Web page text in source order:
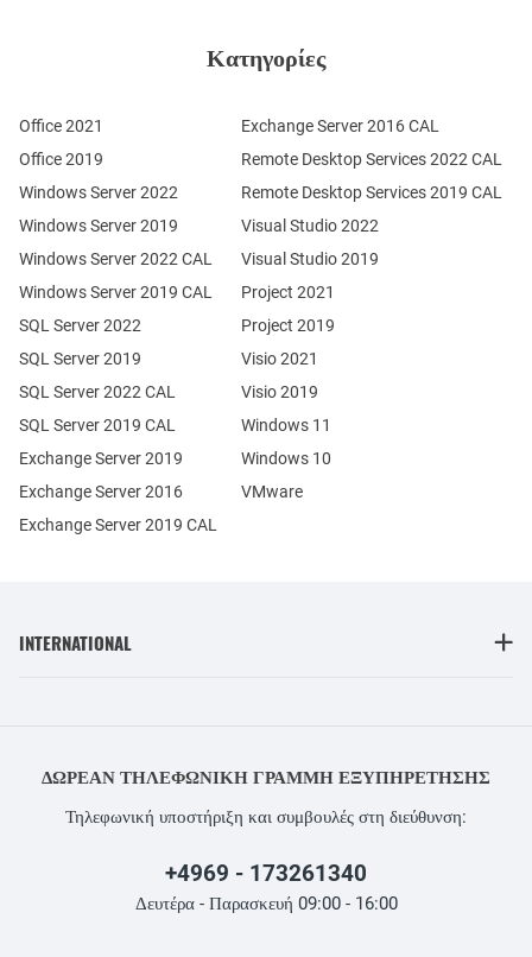
Κατηγορίες
Office 2021
Office 2019
Windows Server 2022
Windows Server 2019
Exchange Server 2019
Exchange Server 2016
SQL Server 2022
SQL Server 2019
Windows Server 2022 CAL
Windows Server 2019 CAL
SQL Server 2022 CAL
SQL Server 2019 CAL
Remote Desktop Services 2022 CAL
Remote Desktop Services 2019 CAL
Exchange Server 2019 CAL
Exchange Server 2016 CAL
Visual Studio 2022
Visual Studio 2019
Project 2021
Project 2019
Visio 2021
Visio 2019
Windows 11
Windows 10
VMware
INTERNATIONAL
ΔΩΡΕΆΝ ΤΗΛΕΦΩΝΙΚΉ ΓΡΑΜΜΉ ΕΞΥΠΗΡΈΤΗΣΗΣ
Τηλεφωνική υποστήριξη και συμβουλές στη διεύθυνση:
+4969 - 173261340
Δευτέρα - Παρασκευή 09:00 - 16:00